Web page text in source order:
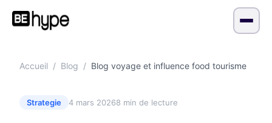
Accueil / Blog / Blog voyage et influence food tourisme
Strategie 4 mars 20268 min de lecture